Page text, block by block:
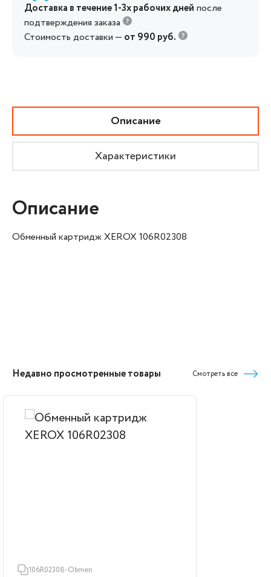
Доставка в течение 1-3х рабочих дней после
подтверждения заказа
Стоимость доставки — от 990 руб.
Описание
Характеристики
Описание
Обменный картридж XEROX 106R02308
Недавно просмотренные товары Смотреть все
106R02308-Obmen